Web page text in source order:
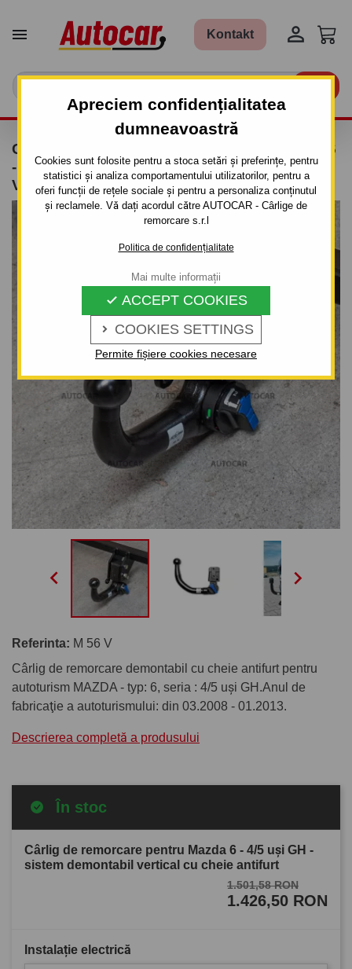
Apreciem confidențialitatea
dumneavoastră
Cookies sunt folosite pentru a stoca setări și preferințe, pentru
statistici și analiza comportamentului utilizatorilor, pentru a
oferi funcții de rețele sociale și pentru a personaliza conținutul
și reclamele. Vă dați acordul către AUTOCAR - Cârlige de
remorcare s.r.l
Politica de confidențialitate
 COOKIES SETTINGS
 ACCEPT COOKIES
Permite fișiere cookies necesare
Mai multe informații
 Kontakt 
CÂRLIG DE REMORCARE PENTRU MAZDA 6
- 4/5 UŞI GH - SISTEM DEMONTABIL
VERTICAL CU CHEIE ANTIFURT
 
Referinta: M 56 V
Cârlig de remorcare demontabil cu cheie antifurt pentru
autoturism MAZDA - typ: 6, seria : 4/5 uşi GH.Anul de
fabricaţie a autoturismului: din 03.2008 - 01.2013.
Descrierea completă a produsului
În stoc
Cârlig de remorcare pentru Mazda 6 - 4/5 uşi GH -
sistem demontabil vertical cu cheie antifurt
1.501,58 RON
1.426,50 RON
Instalație electrică